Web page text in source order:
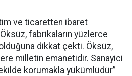
ve ticaretten ibaret
Öksüz, fabrikaların yüzlerce
dikkat çekti. Öksüz,
milletin emanetidir. Sanayici
korumakla yükümlüdür”